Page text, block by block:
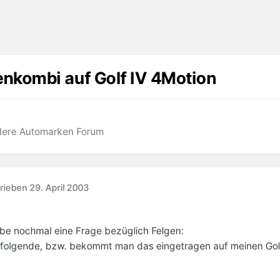
auf Golf IV 4Motion
Automarken Forum
29. April 2003
nochmal eine Frage bezüglich Felgen:
bzw. bekommt man das eingetragen auf meinen